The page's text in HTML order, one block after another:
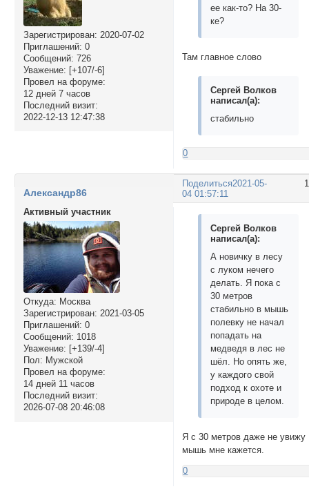
Зарегистрирован: 2020-07-02
Приглашений: 0
Сообщений: 726
Уважение: [+107/-6]
Провел на форуме:
12 дней 7 часов
Последний визит:
2022-12-13 12:47:38
ее как-то? На 30-
ке?
Там главное слово
Сергей Волков
написал(а):
стабильно
0
Поделиться2021-05-
04 01:57:11
Александр86
Активный участник
Откуда: Москва
Зарегистрирован: 2021-03-05
Приглашений: 0
Сообщений: 1018
Уважение: [+139/-4]
Пол: Мужской
Провел на форуме:
14 дней 11 часов
Последний визит:
2026-07-08 20:46:08
Сергей Волков
написал(а):
А новичку в лесу
с луком нечего
делать. Я пока с
30 метров
стабильно в мышь
полевку не начал
попадать на
медведя в лес не
шёл. Но опять же,
у каждого свой
подход к охоте и
природе в целом.
Я с 30 метров даже не увижу
мышь мне кажется.
0